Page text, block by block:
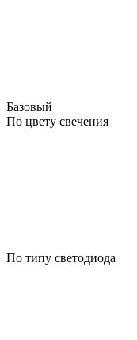
Базовый
По цвету свечения
По типу светодиода